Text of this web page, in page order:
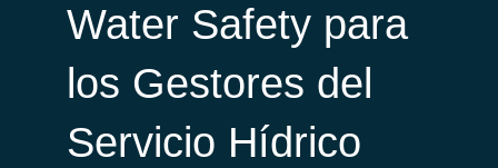
Water Safety para
los Gestores del
Servicio Hídrico